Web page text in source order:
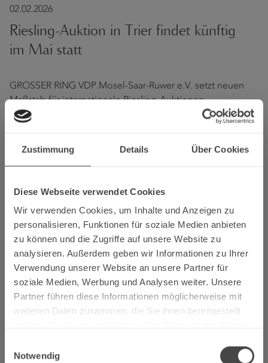
Zustimmung Details Über Cookies
Diese Webseite verwendet Cookies
Wir verwenden Cookies, um Inhalte und Anzeigen zu
personalisieren, Funktionen für soziale Medien anbieten
zu können und die Zugriffe auf unsere Website zu
analysieren. Außerdem geben wir Informationen zu Ihrer
Verwendung unserer Website an unsere Partner für
soziale Medien, Werbung und Analysen weiter. Unsere
Partner führen diese Informationen möglicherweise mit
weiteren Daten zusammen, die Sie ihnen bereitgestellt
Notwendig
02.02.2026
Riesling-Auktion in Trier findet künftig
im Mai statt
GROSSER RING VDP.Mosel-Saar-Ruwer e.V. setzt neuen
Maßstab für internationale Riesling-Auktionen.
Weiterlesen
Neue Projekte für eine starke Mosel-
Region
Lokale Aktionsgruppe (LAG) Mosel beschließt über
Projekte und startet Förderaufruf: 860.000 Euro für neue
Projekte in der Region werden aufgerufen.…
Weiterlesen